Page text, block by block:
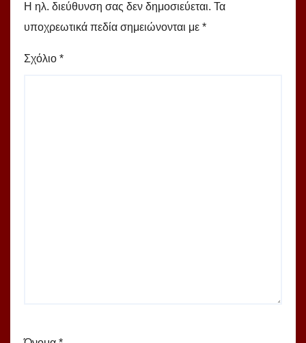
Η ηλ. διεύθυνση σας δεν δημοσιεύεται. Τα
υποχρεωτικά πεδία σημειώνονται με *
Σχόλιο *